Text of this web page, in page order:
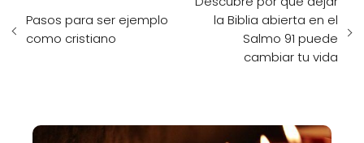
Pasos para ser ejemplo
como cristiano
la Biblia abierta en el
Salmo 91 puede
cambiar tu vida